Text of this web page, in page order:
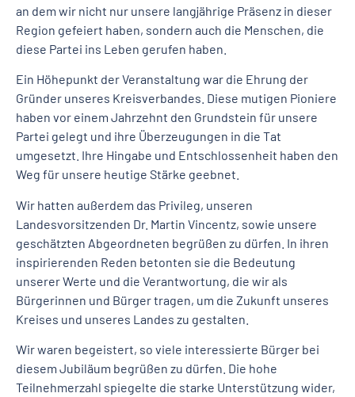
an dem wir nicht nur unsere langjährige Präsenz in dieser
Region gefeiert haben, sondern auch die Menschen, die
diese Partei ins Leben gerufen haben.
Ein Höhepunkt der Veranstaltung war die Ehrung der
Gründer unseres Kreisverbandes. Diese mutigen Pioniere
haben vor einem Jahrzehnt den Grundstein für unsere
Partei gelegt und ihre Überzeugungen in die Tat
umgesetzt. Ihre Hingabe und Entschlossenheit haben den
Weg für unsere heutige Stärke geebnet.
Wir hatten außerdem das Privileg, unseren
Landesvorsitzenden Dr. Martin Vincentz, sowie unsere
geschätzten Abgeordneten begrüßen zu dürfen. In ihren
inspirierenden Reden betonten sie die Bedeutung
unserer Werte und die Verantwortung, die wir als
Bürgerinnen und Bürger tragen, um die Zukunft unseres
Kreises und unseres Landes zu gestalten.
Wir waren begeistert, so viele interessierte Bürger bei
diesem Jubiläum begrüßen zu dürfen. Die hohe
Teilnehmerzahl spiegelte die starke Unterstützung wider,